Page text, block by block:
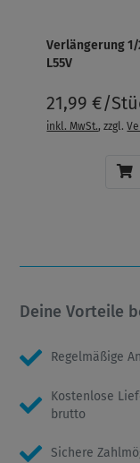
Verlängerung 1/
L55V
21,99 €/
inkl. MwSt., zzgl.
Deine Vorteile
Regelmäßige
Kostenlose
brutto
Sichere